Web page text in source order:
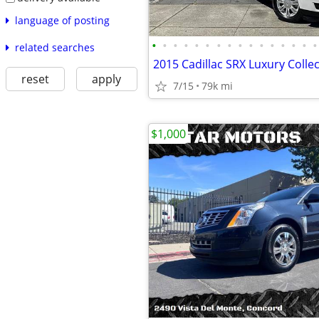
language of posting
related searches
reset apply
• • • • • • • • • • • • • • • •
2015 Cadillac SRX Luxury
7/15 79k mi
$1,000